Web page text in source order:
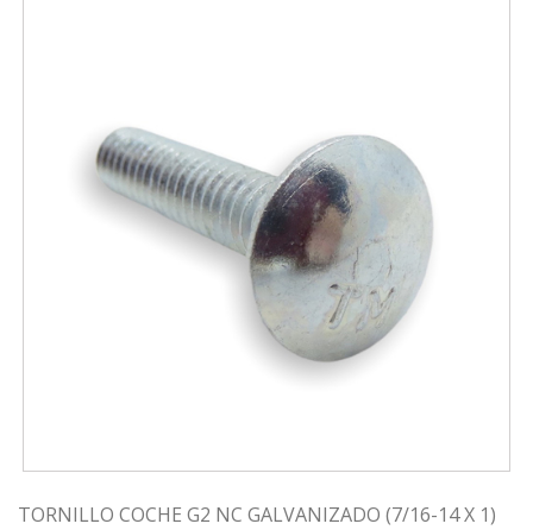
TORNILLO COCHE G2 NC GALVANIZADO (7/16-14 X 1)